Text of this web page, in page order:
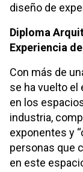
diseño de
Diploma
Experiencia
Con más de
se ha vuelto el
en los
industria,
exponentes y
personas que
en este